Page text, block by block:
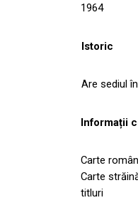
1964
Istoric
Are sediul
Informații
Carte
Carte
titluri